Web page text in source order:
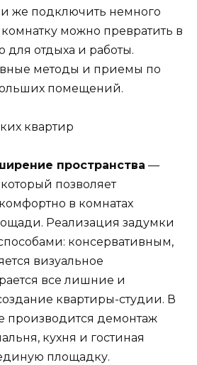
же подключить немного
можно превратить в
для отдыха и работы.
методы и приемы по
помещений.
квартир
пространства —
позволяет
в комнатах
Реализация задумки
консервативным,
визуальное
все лишние и
квартиры-студии. В
производится демонтаж
кухня и гостиная
площадку.